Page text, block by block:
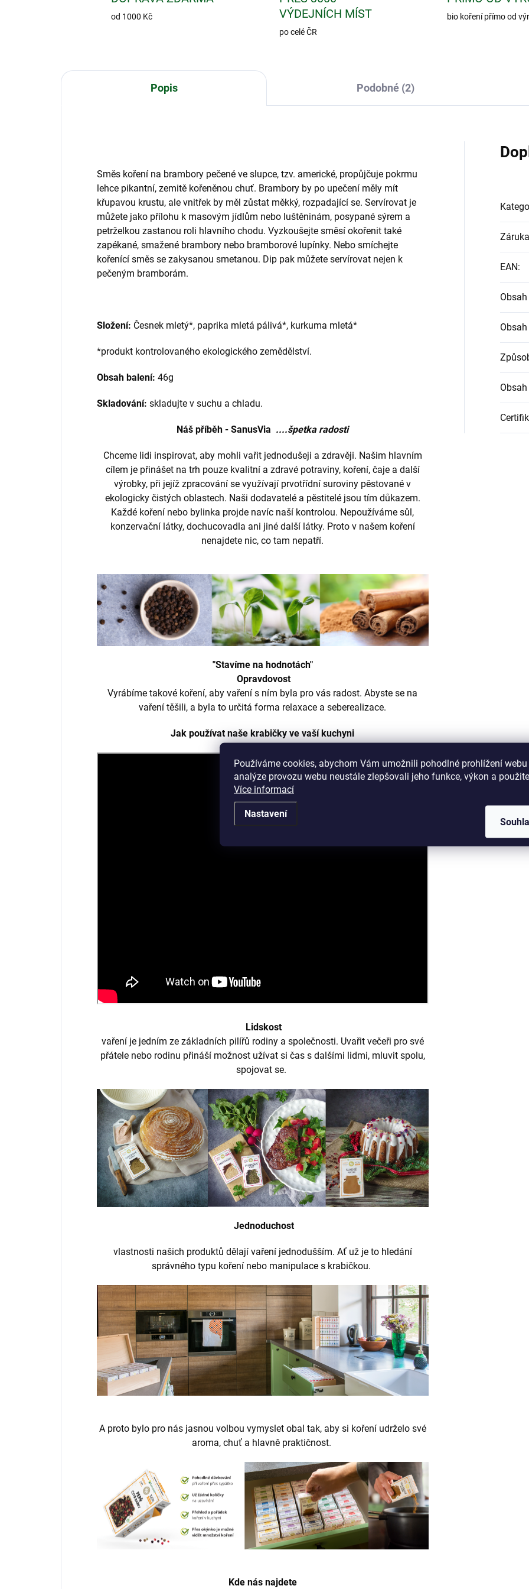
Používáme cookies, abychom Vám umožnili pohodlné prohlížení
analýze provozu webu neustále zlepšovali jeho funkce, výkon a
Více informací
Nastavení
od 1000 Kč
VÝDEJNÍCH MÍST
po celé ČR
bio koření přímo od
Popis Podobné (2)
Směs koření na brambory pečené ve slupce, tzv. americké, propůjčuje pokrmu
lehce pikantní, zemitě kořeněnou chuť. Brambory by po upečení měly mít
křupavou krustu, ale vnitřek by měl zůstat měkký, rozpadající se. Servírovat je
můžete jako přílohu k masovým jídlům nebo luštěninám, posypané sýrem a
petrželkou zastanou roli hlavního chodu. Vyzkoušejte směsí okořenit také
zapékané, smažené brambory nebo bramborové lupínky. Nebo smíchejte
kořenící směs se zakysanou smetanou. Dip pak můžete servírovat nejen k
pečeným bramborám.
Složení: Česnek mletý*, paprika mletá pálivá*, kurkuma mletá*
*produkt kontrolovaného ekologického zemědělství.
Obsah balení: 46g
Skladování: skladujte v suchu a chladu.
Náš příběh - SanusVia ....špetka radosti
Chceme lidi inspirovat, aby mohli vařit jednodušeji a zdravěji. Našim hlavním
cílem je přinášet na trh pouze kvalitní a zdravé potraviny, koření, čaje a další
výrobky, při jejíž zpracování se využívají prvotřídní suroviny pěstované v
ekologicky čistých oblastech. Naši dodavatelé a pěstitelé jsou tím důkazem.
Každé koření nebo bylinka projde navíc naší kontrolou. Nepoužíváme sůl,
konzervační látky, dochucovadla ani jiné další látky. Proto v našem koření
nenajdete nic, co tam nepatří.
"Stavíme na hodnotách"
Opravdovost
Vyrábíme takové koření, aby vaření s ním byla pro vás radost. Abyste se na
vaření těšili, a byla to určitá forma relaxace a seberealizace.
Jak používat naše krabičky ve vaší kuchyni
Lidskost
vaření je jedním ze základních pilířů rodiny a společnosti. Uvařit večeři pro své
přátele nebo rodinu přináší možnost užívat si čas s dalšími lidmi, mluvit spolu,
spojovat se.
Jednoduchost
vlastnosti našich produktů dělají vaření jednodušším. Ať už je to hledání
správného typu koření nebo manipulace s krabičkou.
A proto bylo pro nás jasnou volbou vymyslet obal tak, aby si koření udrželo své
aroma, chuť a hlavně praktičnost.
Kde nás najdete
Záruka
EAN: